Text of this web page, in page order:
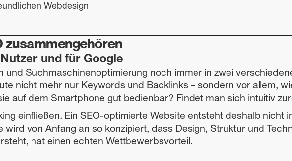
Webdesign
zusammengehören
und für Google
und Suchmaschinenoptimierung noch immer in zwei
nicht mehr nur Keywords und Backlinks – sondern vor allem,
auf dem Smartphone gut bedienbar? Findet man sich intuitiv
einfließen. Ein SEO-optimierte Website entsteht deshalb nicht
von Anfang an so konzipiert, dass Design, Struktur und
hat einen echten Wettbewerbsvorteil.